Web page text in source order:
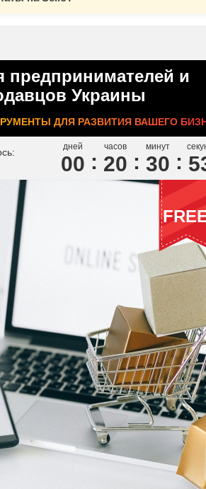
предпринимателей и
Украины
ДЛЯ РАЗВИТИЯ ВАШЕГО
дней
00
часов
20
минут
30 5